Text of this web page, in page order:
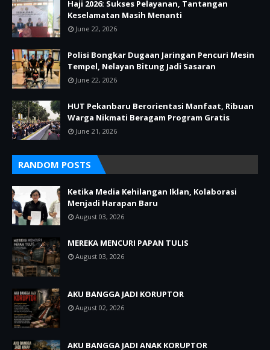
Haji 2026: Sukses Pelayanan, Tantangan
Keselamatan Masih Menanti
June 22, 2026
Polisi Bongkar Dugaan Jaringan Pencuri Mesin
Tempel, Nelayan Bitung Jadi Sasaran
June 22, 2026
HUT Pekanbaru Berorientasi Manfaat, Ribuan
Warga Nikmati Beragam Program Gratis
June 21, 2026
RANDOM POSTS
Ketika Media Kehilangan Iklan, Kolaborasi
Menjadi Harapan Baru
August 03, 2026
MEREKA MENCURI PAPAN TULIS
August 03, 2026
AKU BANGGA JADI KORUPTOR
August 02, 2026
AKU BANGGA JADI ANAK KORUPTOR